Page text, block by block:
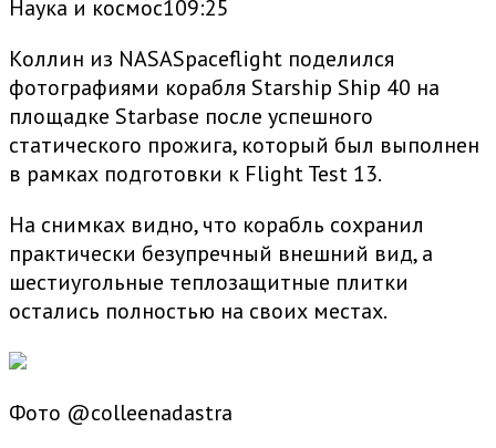
Наука и космос109:25
Коллин из NASASpaceflight поделился
фотографиями корабля Starship Ship 40 на
площадке Starbase после успешного
статического прожига, который был выполнен
в рамках подготовки к Flight Test 13.
На снимках видно, что корабль сохранил
практически безупречный внешний вид, а
шестиугольные теплозащитные плитки
остались полностью на своих местах.
Фото @colleenadastra